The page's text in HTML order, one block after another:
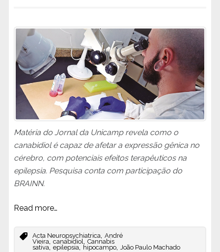
Matéria do Jornal da Unicamp revela como o
canabidiol é capaz de afetar a expressão gênica no
cérebro, com potenciais efeitos terapêuticos na
epilepsia. Pesquisa conta com participação do
BRAINN.
Read more…
Acta Neuropsychiatrica André
Vieira canabidiol, Cannabis
sativa, epilepsia, hipocampo, João Paulo Machado